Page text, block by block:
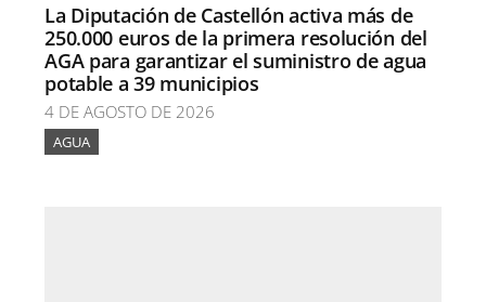
La Diputación de Castellón activa más de
250.000 euros de la primera resolución del
AGA para garantizar el suministro de agua
potable a 39 municipios
4 DE AGOSTO DE 2026
AGUA